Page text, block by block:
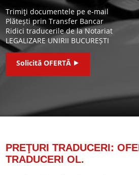
Trimiţi documentele pe e-mail
Plătești prin Transfer Bancar
Ridici traducerile de la Notariat
LEGALIZARE UNIRII BUCUREȘTI
Solicită OFERTĂ ⯈
PREŢURI TRADUCERI:
TRADUCERI OL.